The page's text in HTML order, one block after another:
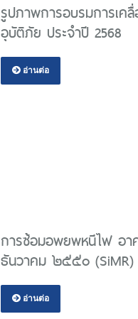
รูปภาพการอบรมการเค
อุบัติภัย ประจำปี 2568
อ่านต่อ
การซ้อมอพยพหนีไฟ อา
ธันวาคม ๒๕๕๐ (SiMR)
อ่านต่อ